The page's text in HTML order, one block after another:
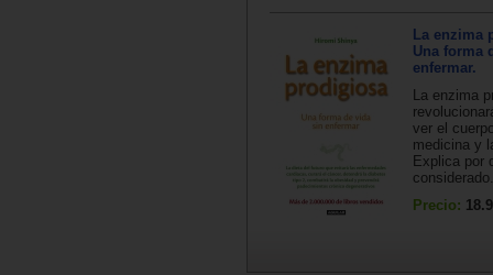
La enzima
Una forma
enfermar.
La enzima
ver el
medicina y
Explica por
Precio: